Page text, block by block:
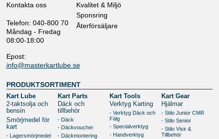
Kontakta oss
Telefon: 040-800 70
Måndag - Fredag
08:00-18:00
Epost:
info@masterkartlube.se
Kvalitet & Miljö
Sponsring
Återförsäljare
PRODUKTSORTIMENT
Kart Lube
2-taktsolja och
bensin
Smörjmedel för
kart
- Lagersmörjmedel
Kart Parts
Däck och
tillbehör
- Däck
- Däckvoucher
- Däckmontering
Kart Tools
Verktyg Karting
- Verktyg Däck och
Fälg
- Specialverktyg
- Handverktyg
Kart Gear
Hjälmar
- Stilo Junior CMR
- Stilo Senior
- Stilo Visir &
Tillbehör